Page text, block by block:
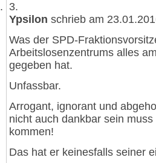
3.
Ypsilon schrieb am
Was der SPD-
Arbeitslosenzentrums alles
gegeben hat.
Unfassbar.
Arrogant, ignorant und
nicht auch dankbar sein
kommen!
Das hat er keinesfalls seiner